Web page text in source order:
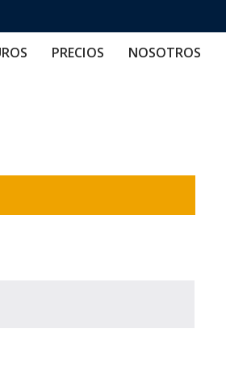
PRECIOS NOSOTROS